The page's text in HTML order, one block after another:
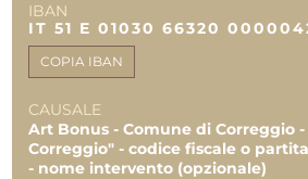
REPORT UTILIZZO MENSILE
EROGAZIONI
Uscite 06.2025
IBAN
IT 51 E 01030 66320
COPIA IBAN
CAUSALE
Art Bonus - Comune di Correggio -
Correggio" - codice fiscale o
- nome intervento (opzionale)